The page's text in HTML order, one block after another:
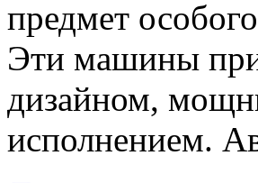
предмет
Эти машины
дизайном,
исполнением.